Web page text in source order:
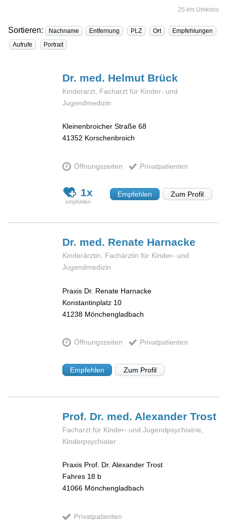
25 km Umkreis
Sortieren: Nachname Entfernung PLZ Ort
Empfehlungen
Aufrufe
Portrait
Dr. med. Helmut Brück
Kinderarzt, Facharzt für Kinder- und
Jugendmedizin
Kleinenbroicher Straße 68
41352 Korschenbroich
Öffnungszeiten Privatpatienten
1x Empfehlen Zum Profil
Dr. med. Renate Harnacke
Kinderärztin, Fachärztin für Kinder- und
Jugendmedizin
Praxis Dr. Renate Harnacke
Konstantinplatz 10
41238 Mönchengladbach
Öffnungszeiten Privatpatienten
Empfehlen Zum Profil
Prof. Dr. med. AlexanderTrost
Facharzt für Kinder- und Jugendpsychiatrie,
Kinderpsychiater
Praxis Prof. Dr. Alexander Trost
Fahres 18 b
41066 Mönchengladbach
Privatpatienten